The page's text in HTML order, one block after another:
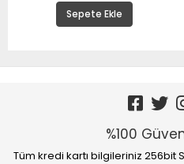
Sepete Ekle
%100
Tüm kredi kartı bilgileriniz 256bit